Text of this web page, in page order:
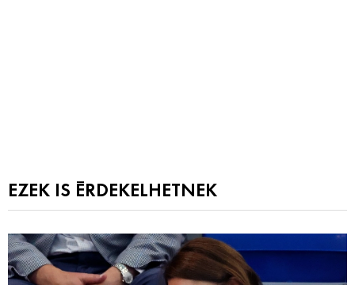
EZEK IS ÉRDEKELHETNEK